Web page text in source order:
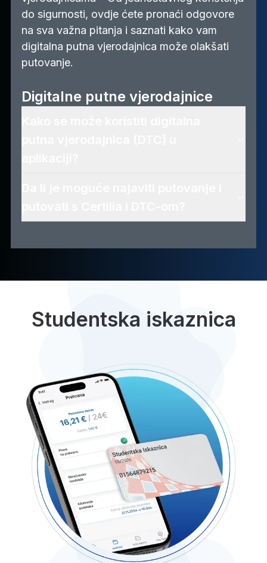
do sigurnosti, ovdje ćete pronaći odgovore
na sva važna pitanja i saznati kako vam
digitalna putna vjerodajnica može olakšati
putovanje.
Digitalne putne vjerodajnice
Studentska iskaznica